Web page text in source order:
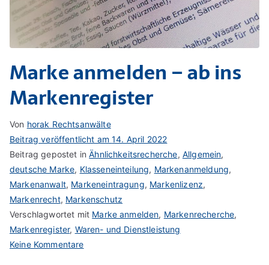
Marke anmelden – ab ins
Markenregister
Von horak Rechtsanwälte
Beitrag veröffentlicht am14. April 2022
Beitrag gepostet inÄhnlichkeitsrecherche, Allgemein,
deutsche Marke, Klasseneinteilung, Markenanmeldung,
Markenanwalt, Markeneintragung, Markenlizenz,
Markenrecht, Markenschutz
Verschlagwortet mit Marke anmelden, Markenrecherche,
Markenregister, Waren- und Dienstleistung
Keine Kommentarezu